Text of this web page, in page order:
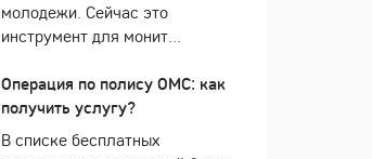
молодежи. Сейчас это
инструмент для монит...
Операция по полису ОМС: как
получить услугу?
В списке бесплатных